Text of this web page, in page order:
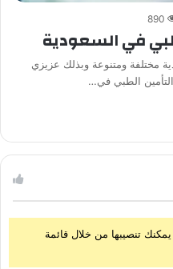
890
في السعودية
مختلفة ومتنوعة وبذلك عزيزي
الطبي في…
تنصيبها من خلال قائمة